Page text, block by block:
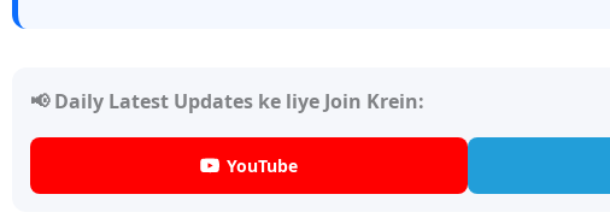
📢 Daily Latest Updates ke liye Join Krein:
YouTube